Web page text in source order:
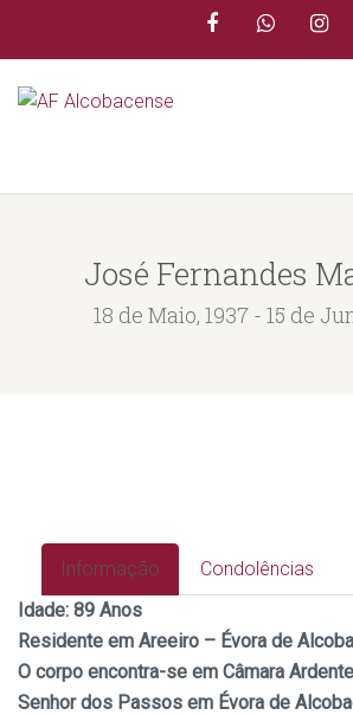
José Fernandes
18 de Maio, 1937 - 15 de
Informação Condolências
Idade: 89 Anos
Residente em Areeiro – Évora de
O corpo encontra-se em Câmara
Senhor dos Passos em Évora de